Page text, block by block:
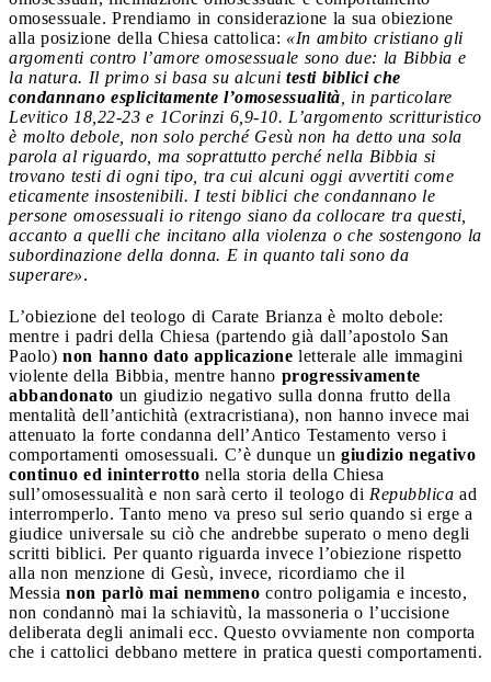
omosessuale. Prendiamo in considerazione la sua obiezione
alla posizione della Chiesa cattolica: «In ambito cristiano gli
argomenti contro l’amore omosessuale sono due: la Bibbia e
la natura. Il primo si basa su alcuni testi biblici che
condannano esplicitamente l’omosessualità , in particolare
Levitico 18,22-23 e 1Corinzi 6,9-10. L’argomento scritturistico
è molto debole, non solo perché Gesù non ha detto una sola
parola al riguardo, ma soprattutto perché nella Bibbia si
trovano testi di ogni tipo, tra cui alcuni oggi avvertiti come
eticamente insostenibili. I testi biblici che condannano le
persone omosessuali io ritengo siano da collocare tra questi,
accanto a quelli che incitano alla violenza o che sostengono la
subordinazione della donna. E in quanto tali sono da
superare».
L’obiezione del teologo di Carate Brianza è molto debole:
mentre i padri della Chiesa (partendo già dall’apostolo San
Paolo) non hanno dato applicazione letterale alle immagini
violente della Bibbia, mentre hanno progressivamente
abbandonato un giudizio negativo sulla donna frutto della
mentalità dell’antichità (extracristiana), non hanno invece mai
attenuato la forte condanna dell’Antico Testamento verso i
comportamenti omosessuali. C’è dunque un giudizio negativo
continuo ed ininterrotto nella storia della Chiesa
sull’omosessualità e non sarà certo il teologo di Repubblica ad
interromperlo. Tanto meno va preso sul serio quando si erge a
giudice universale su ciò che andrebbe superato o meno degli
scritti biblici. Per quanto riguarda invece l’obiezione rispetto
alla non menzione di Gesù, invece, ricordiamo che il
Messia non parlò mai nemmeno contro poligamia e incesto,
non condannò mai la schiavitù, la massoneria o l’uccisione
deliberata degli animali ecc. Questo ovviamente non comporta
che i cattolici debbano mettere in pratica questi comportamenti.